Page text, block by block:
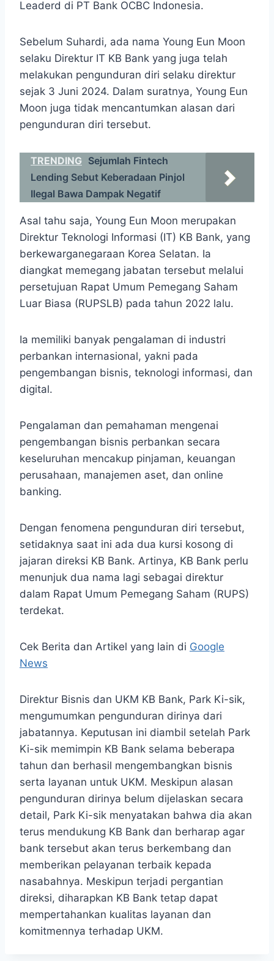
Leaderd di PT Bank OCBC Indonesia.
Sebelum Suhardi, ada nama Young Eun Moon
selaku Direktur IT KB Bank yang juga telah
melakukan pengunduran diri selaku direktur
sejak 3 Juni 2024. Dalam suratnya, Young Eun
Moon juga tidak mencantumkan alasan dari
pengunduran diri tersebut.
TRENDING Sejumlah Fintech
Lending Sebut Keberadaan Pinjol
Ilegal Bawa Dampak Negatif
Asal tahu saja, Young Eun Moon merupakan
Direktur Teknologi Informasi (IT) KB Bank, yang
berkewarganegaraan Korea Selatan. Ia
diangkat memegang jabatan tersebut melalui
persetujuan Rapat Umum Pemegang Saham
Luar Biasa (RUPSLB) pada tahun 2022 lalu.
Ia memiliki banyak pengalaman di industri
perbankan internasional, yakni pada
pengembangan bisnis, teknologi informasi, dan
digital.
Pengalaman dan pemahaman mengenai
pengembangan bisnis perbankan secara
keseluruhan mencakup pinjaman, keuangan
perusahaan, manajemen aset, dan online
banking.
Dengan fenomena pengunduran diri tersebut,
setidaknya saat ini ada dua kursi kosong di
jajaran direksi KB Bank. Artinya, KB Bank perlu
menunjuk dua nama lagi sebagai direktur
dalam Rapat Umum Pemegang Saham (RUPS)
terdekat.
Cek Berita dan Artikel yang lain di Google
News
Direktur Bisnis dan UKM KB Bank, Park ⁤Ki-sik,
mengumumkan pengunduran dirinya‌ dari
jabatannya. Keputusan ⁣ini diambil setelah Park
Ki-sik memimpin KB Bank​ selama beberapa
tahun dan berhasil mengembangkan bisnis
serta layanan untuk UKM. Meskipun alasan
pengunduran dirinya belum dijelaskan secara
⁣detail, Park Ki-sik⁤ menyatakan bahwa dia akan
terus mendukung KB Bank ​dan berharap agar
bank tersebut akan terus berkembang ‍dan
memberikan pelayanan terbaik ‌kepada
nasabahnya. Meskipun terjadi pergantian
direksi, diharapkan KB Bank tetap dapat
mempertahankan kualitas layanan dan
komitmennya terhadap UKM.